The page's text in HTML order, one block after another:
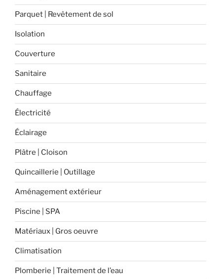
extérieur
? »
Parquet | Revêtement de sol
Isolation
Couverture
Sanitaire
Chauffage
Électricité
Éclairage
Plâtre | Cloison
Quincaillerie | Outillage
Aménagement extérieur
Piscine | SPA
Matériaux | Gros oeuvre
Climatisation
Plomberie | Traitement de l’eau